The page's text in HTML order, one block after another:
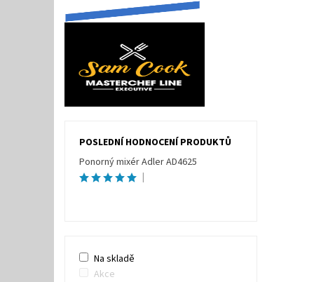
POSLEDNÍ HODNOCENÍ PRODUKTŮ
Ponorný mixér Adler AD4625
|
Na skladě
Akce